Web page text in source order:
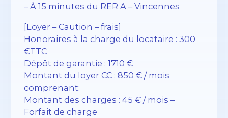
– À 15 minutes du RER A – Vincennes
[Loyer – Caution – frais]
Honoraires à la charge du locataire : 300
€TTC
Dépôt de garantie : 1710 €
Montant du loyer CC : 850 € / mois
comprenant:
Montant des charges : 45 € / mois –
Forfait de charge